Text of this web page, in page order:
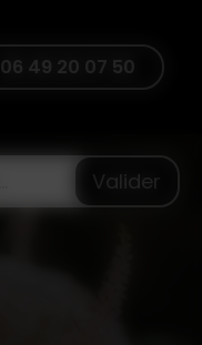
06 49 20 07 50
Valider